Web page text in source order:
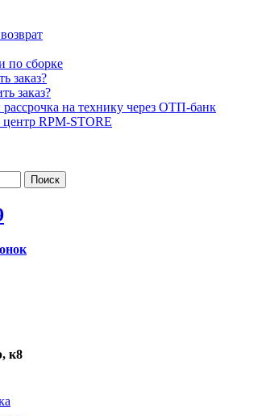
по сборке
заказ?
заказ?
на технику через ОТП-банк
RPM-STORE
Поиск
к8